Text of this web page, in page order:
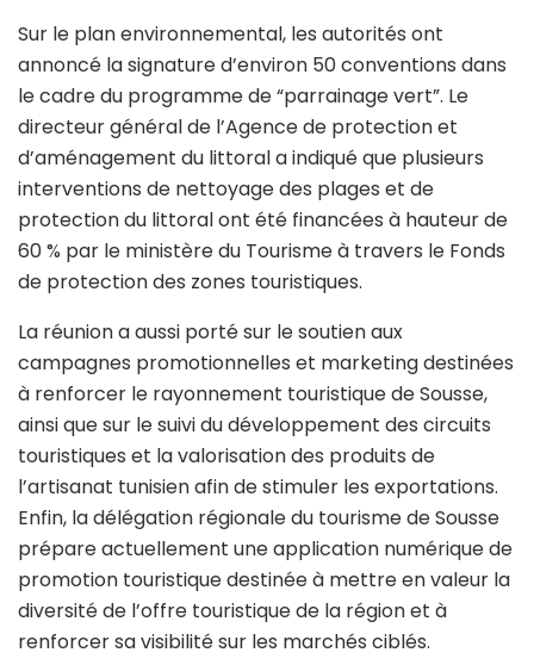
Sur le plan environnemental, les autorités ont
annoncé la signature d’environ 50 conventions dans
le cadre du programme de “parrainage vert”. Le
directeur général de l’Agence de protection et
d’aménagement du littoral a indiqué que plusieurs
interventions de nettoyage des plages et de
protection du littoral ont été financées à hauteur de
60 % par le ministère du Tourisme à travers le Fonds
de protection des zones touristiques.
La réunion a aussi porté sur le soutien aux
campagnes promotionnelles et marketing destinées
à renforcer le rayonnement touristique de Sousse,
ainsi que sur le suivi du développement des circuits
touristiques et la valorisation des produits de
l’artisanat tunisien afin de stimuler les exportations.
Enfin, la délégation régionale du tourisme de Sousse
prépare actuellement une application numérique de
promotion touristique destinée à mettre en valeur la
diversité de l’offre touristique de la région et à
renforcer sa visibilité sur les marchés ciblés.